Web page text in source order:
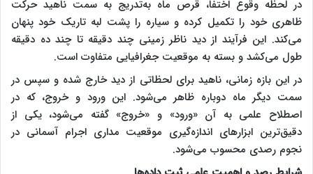
در لحظه وقوع اختفا، قرص ماه به‌تدریج به سمت ناهید حرکت
ظاهری خود را تکمیل کرده و سیاره را پشت لبه تاریک خود پنهان
می‌کند. این فرآیند از دید ناظر زمینی چند دقیقه تا چند ده دقیقه
طول می‌کشد و بسته به موقعیت جغرافیایی متفاوت است.
در این بازه زمانی، ناهید برای لحظاتی از دید خارج شده و سپس در
سمت دیگر ماه دوباره ظاهر می‌شود. این ورود و خروج، که در
اصطلاح علمی به آن «ورود» و «خروج» گفته می‌شود، یکی از
دقیق‌ترین ابزار‌های اندازه‌گیری موقعیت مداری اجرام آسمانی در
نجوم رصدی محسوب می‌شود.